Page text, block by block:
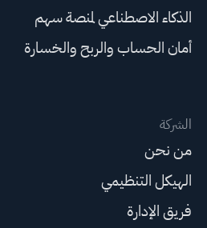
الذكاء الاصطناعي لمنصة سهم
أمان الحساب والربح والخسارة
الشركة
من نحن
الهيكل التنظيمي
فريق الإدارة